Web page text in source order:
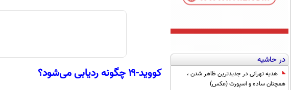
در حاشیه
هدیه تهرانی در جدیدترین ظاهر شدن ،
همچنان ساده و اسپورت (عکس)
کووید-۱۹ چگونه ردیابی می‌شود؟